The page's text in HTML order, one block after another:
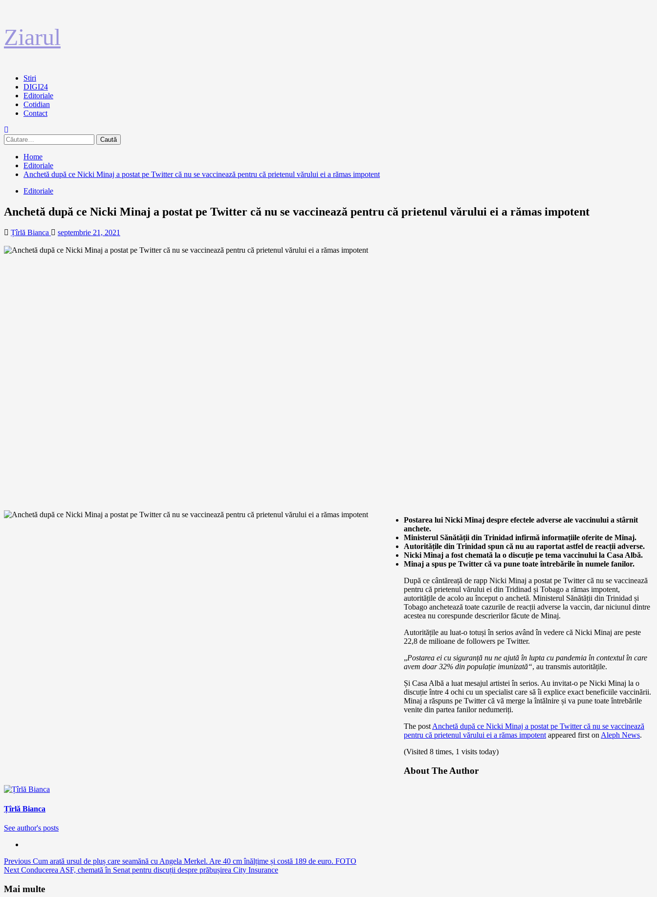
la
conținut
Ziarul
Primary
Menu
Stiri
DIGI24
Editoriale
Cotidian
Contact
Caută
după:
Home
Editoriale
Anchetă după ce Nicki Minaj a postat pe Twitter că nu se vaccinează pentru că prietenul vărului ei a rămas impotent
Editoriale
Anchetă după ce Nicki Minaj a postat pe Twitter că nu se vaccinează pentru că prietenul vărului ei a rămas impotent
Țîrlă Bianca septembrie 21, 2021
Postarea lui Nicki Minaj despre efectele adverse ale vaccinului a stârnit
anchete.
Ministerul Sănătății din Trinidad infirmă informațiile oferite de Minaj.
Autoritățile din Trinidad spun că nu au raportat astfel de reacții adverse.
Nicki Minaj a fost chemată la o discuție pe tema vaccinului la Casa Albă.
Minaj a spus pe Twitter că va pune toate întrebările în numele fanilor.
După ce cântăreață de rapp Nicki Minaj a postat pe Twitter că nu se vaccinează
pentru că prietenul vărului ei din Tridinad și Tobago a rămas impotent,
autoritățile de acolo au început o anchetă. Ministerul Sănătății din Trinidad și
Tobago anchetează toate cazurile de reacții adverse la vaccin, dar niciunul dintre
acestea nu corespunde descrierilor făcute de Minaj.
Autoritățile au luat-o totuși în serios având în vedere că Nicki Minaj are peste
22,8 de milioane de followers pe Twitter.
„Postarea ei cu siguranță nu ne ajută în lupta cu pandemia în contextul în care
avem doar 32% din populație imunizată“, au transmis autoritățile.
Și Casa Albă a luat mesajul artistei în serios. Au invitat-o pe Nicki Minaj la o
discuție între 4 ochi cu un specialist care să îi explice exact beneficiile vaccinării.
Minaj a răspuns pe Twitter că vă merge la întălnire și va pune toate întrebările
venite din partea fanilor nedumeriți.
The post Anchetă după ce Nicki Minaj a postat pe Twitter că nu se vaccinează
pentru că prietenul vărului ei a rămas impotent appeared first on Aleph News.
(Visited 8 times, 1 visits today)
About The Author
Țîrlă Bianca
See author's posts
Continue
Reading
Previous Cum arată ursul de pluș care seamănă cu Angela Merkel. Are 40 cm înălțime și costă 189 de euro. FOTO
Next Conducerea ASF, chemată în Senat pentru discuții despre prăbușirea City Insurance
Mai multe